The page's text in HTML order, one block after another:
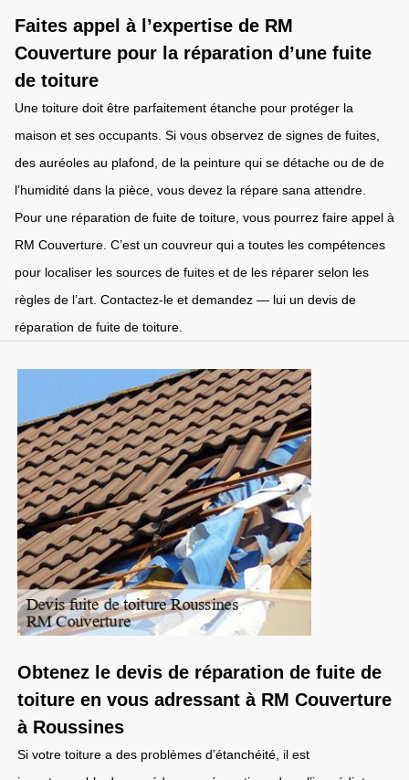
Faites appel à l’expertise de RM
Couverture pour la réparation d’une fuite
de toiture
Une toiture doit être parfaitement étanche pour protéger la
maison et ses occupants. Si vous observez de signes de fuites,
des auréoles au plafond, de la peinture qui se détache ou de de
l’humidité dans la pièce, vous devez la répare sana attendre.
Pour une réparation de fuite de toiture, vous pourrez faire appel à
RM Couverture. C’est un couvreur qui a toutes les compétences
pour localiser les sources de fuites et de les réparer selon les
règles de l’art. Contactez-le et demandez — lui un devis de
réparation de fuite de toiture.
Obtenez le devis de réparation de fuite de
toiture en vous adressant à RM Couverture
à Roussines
Si votre toiture a des problèmes d’étanchéité, il est